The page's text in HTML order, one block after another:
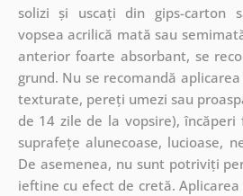
solizi și uscați din gips-carton
vopsea acrilică mată sau
anterior foarte absorbant, se
grund. Nu se recomandă
texturate, pereți umezi sau
de 14 zile de la vopsire),
suprafețe alunecoase, lucioase,
De asemenea, nu sunt potriviți
ieftine cu efect de cretă.